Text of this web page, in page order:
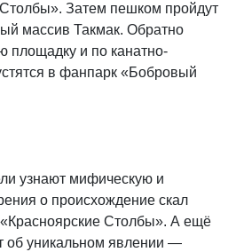
Затем пешком пройдут
массив Такмак. Обратно
площадку и по канатно-
в фанпарк «Бобровый
узнают мифическую и
о происхождение скал
Столбы». А ещё
об уникальном явлении —